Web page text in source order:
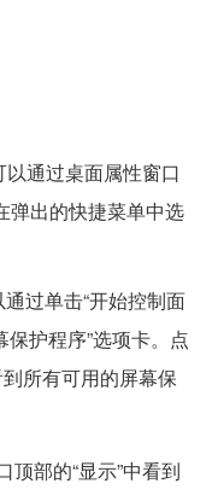
通过桌面属性窗口
弹出的快捷菜单中选
过单击“开始控制面
保护程序”选项卡。点
所有可用的屏幕保
顶部的“显示”中看到